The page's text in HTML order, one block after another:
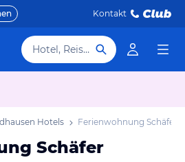
Kontakt
Hotel, Reiseziel
Hotels Ferienwohnung Schäfer
Schäfer